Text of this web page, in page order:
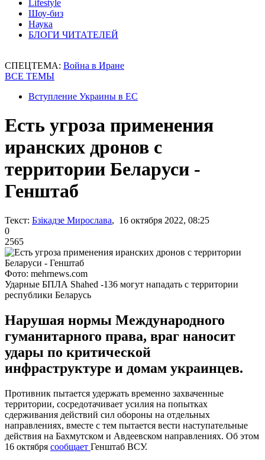
Lifestyle
Шоу-биз
Наука
БЛОГИ ЧИТАТЕЛЕЙ
СПЕЦТЕМА: Война в Иране
ВСЕ ТЕМЫ
Вступление Украины в ЕС
Есть угроза применения
иранских дронов с
территории Беларуси -
Генштаб
Текст: Бзікадзе Мирослава, 16 октября 2022, 08:25
0
2565
Фото: mehrnews.com
Ударные БПЛА Shahed -136 могут нападать с территории
республики Беларусь
Нарушая нормы Международного
гуманитарного права, враг наносит
удары по критической
инфраструктуре и домам украинцев.
Противник пытается удержать временно захваченные
территории, сосредотачивает усилия на попытках
сдерживания действий сил обороны на отдельных
направлениях, вместе с тем пытается вести наступательные
действия на Бахмутском и Авдеевском направлениях. Об этом
16 октября сообщает Генштаб ВСУ.